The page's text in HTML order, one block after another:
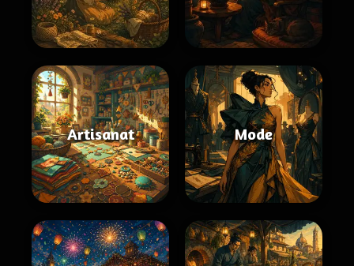
Artisanat Mode